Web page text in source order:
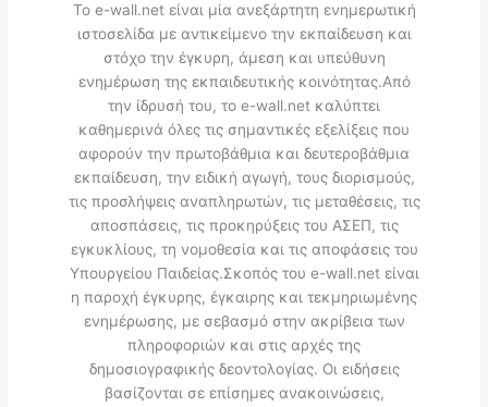
Το e-wall.net είναι μία ανεξάρτητη ενημερωτική
ιστοσελίδα με αντικείμενο την εκπαίδευση και
στόχο την έγκυρη, άμεση και υπεύθυνη
ενημέρωση της εκπαιδευτικής κοινότητας.Από
την ίδρυσή του, το e-wall.net καλύπτει
καθημερινά όλες τις σημαντικές εξελίξεις που
αφορούν την πρωτοβάθμια και δευτεροβάθμια
εκπαίδευση, την ειδική αγωγή, τους διορισμούς,
τις προσλήψεις αναπληρωτών, τις μεταθέσεις, τις
αποσπάσεις, τις προκηρύξεις του ΑΣΕΠ, τις
εγκυκλίους, τη νομοθεσία και τις αποφάσεις του
Υπουργείου Παιδείας.Σκοπός του e-wall.net είναι
η παροχή έγκυρης, έγκαιρης και τεκμηριωμένης
ενημέρωσης, με σεβασμό στην ακρίβεια των
πληροφοριών και στις αρχές της
δημοσιογραφικής δεοντολογίας. Οι ειδήσεις
βασίζονται σε επίσημες ανακοινώσεις,